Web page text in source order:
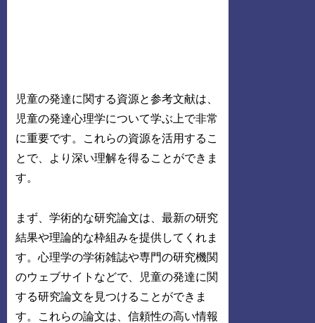
児童の発達に関する資源と参考文献は、
児童の発達心理学について学ぶ上で非常
に重要です。これらの資源を活用するこ
とで、より深い理解を得ることができま
す。
まず、学術的な研究論文は、最新の研究
結果や理論的な枠組みを提供してくれま
す。心理学の学術雑誌や専門の研究機関
のウェブサイトなどで、児童の発達に関
する研究論文を見つけることができま
す。これらの論文は、信頼性の高い情報